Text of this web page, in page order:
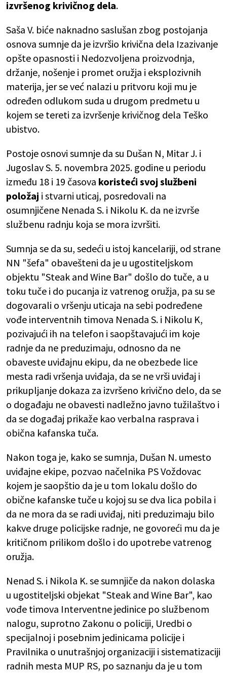
izvršenog krivičnog dela.
Saša V. biće naknadno saslušan zbog postojanja
osnova sumnje da je izvršio krivična dela Izazivanje
opšte opasnosti i Nedozvoljena proizvodnja,
držanje, nošenje i promet oružja i eksplozivnih
materija, jer se već nalazi u pritvoru koji mu je
određen odlukom suda u drugom predmetu u
kojem se tereti za izvršenje krivičnog dela Teško
ubistvo.
Postoje osnovi sumnje da su Dušan N, Mitar J. i
Jugoslav S. 5. novembra 2025. godine u periodu
između 18 i 19 časova koristeći svoj službeni
položaj i stvarni uticaj, posredovali na
osumnjičene Nenada S. i Nikolu K. da ne izvrše
službenu radnju koja se mora izvršiti.
Sumnja se da su, sedeći u istoj kancelariji, od strane
NN "šefa" obavešteni da je u ugostiteljskom
objektu "Steak and Wine Bar" došlo do tuče, a u
toku tuče i do pucanja iz vatrenog oružja, pa su se
dogovarali o vršenju uticaja na sebi podređene
vođe interventnih timova Nenada S. i Nikolu K,
pozivajući ih na telefon i saopštavajući im koje
radnje da ne preduzimaju, odnosno da ne
obaveste uviđajnu ekipu, da ne obezbede lice
mesta radi vršenja uviđaja, da se ne vrši uviđaj i
prikupljanje dokaza za izvršeno krivično delo, da se
o događaju ne obavesti nadležno javno tužilaštvo i
da se događaj prikaže kao verbalna rasprava i
obična kafanska tuča.
Nakon toga je, kako se sumnja, Dušan N. umesto
uviđajne ekipe, pozvao načelnika PS Voždovac
kojem je saopštio da je u tom lokalu došlo do
obične kafanske tuče u kojoj su se dva lica pobila i
da ne mora da se radi uviđaj, niti preduzimaju bilo
kakve druge policijske radnje, ne govoreći mu da je
kritičnom prilikom došlo i do upotrebe vatrenog
oružja.
Nenad S. i Nikola K. se sumnjiče da nakon dolaska
u ugostiteljski objekat "Steak and Wine Bar", kao
vođe timova Interventne jedinice po službenom
nalogu, suprotno Zakonu o policiji, Uredbi o
specijalnoj i posebnim jedinicama policije i
Pravilnika o unutrašnjoj organizaciji i sistematizaciji
radnih mesta MUP RS, po saznanju da je u tom